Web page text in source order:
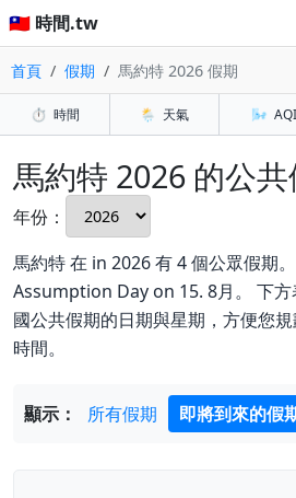
🇹🇼 時間.tw
首頁 假期 馬約特 2026 假期
⏱️ 時間 🌦️ 天氣 🌬️ AQI
馬約特 2026 的公
年份：
馬約特 在 in 2026 有 4 個公眾假期
Assumption Day on 15. 8月。 下方
國公共假期的日期與星期，方便您
時間。
顯示： 所有假期 即將到來的假